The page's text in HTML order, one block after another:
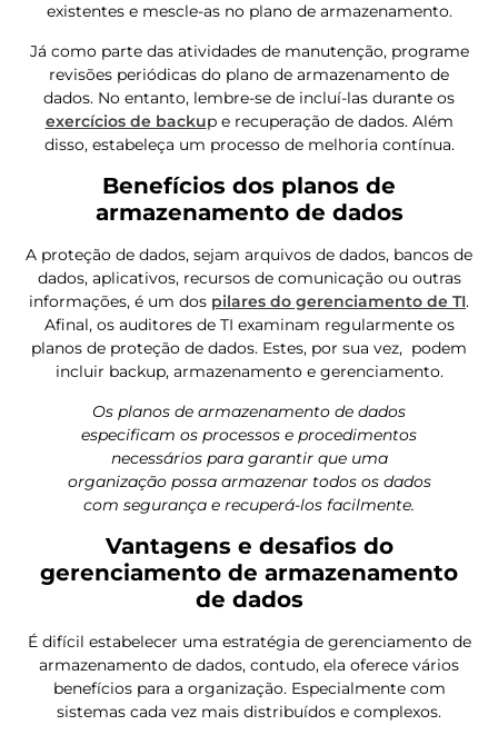
existentes e mescle-as no plano de armazenamento.
Já como parte das atividades de manutenção, programe
revisões periódicas do plano de armazenamento de
dados. No entanto, lembre-se de incluí-las durante os
exercícios de backup e recuperação de dados. Além
disso, estabeleça um processo de melhoria contínua.
Benefícios dos planos de
armazenamento de dados
A proteção de dados, sejam arquivos de dados, bancos de
dados, aplicativos, recursos de comunicação ou outras
informações, é um dos pilares do gerenciamento de TI.
Afinal, os auditores de TI examinam regularmente os
planos de proteção de dados. Estes, por sua vez, podem
incluir backup, armazenamento e gerenciamento.
Os planos de armazenamento de dados
especificam os processos e procedimentos
necessários para garantir que uma
organização possa armazenar todos os dados
com segurança e recuperá-los facilmente.
Vantagens e desafios do
gerenciamento de armazenamento
de dados
É difícil estabelecer uma estratégia de gerenciamento de
armazenamento de dados, contudo, ela oferece vários
benefícios para a organização. Especialmente com
sistemas cada vez mais distribuídos e complexos.